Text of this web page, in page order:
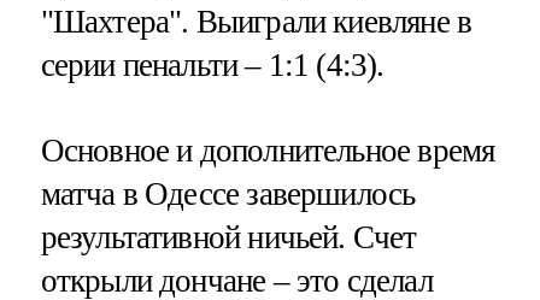
"Шахтера". Выиграли киевляне в
серии пенальти – 1:1 (4:3).
Основное и дополнительное время
матча в Одессе завершилось
результативной ничьей. Счет
открыли дончане – это сделал